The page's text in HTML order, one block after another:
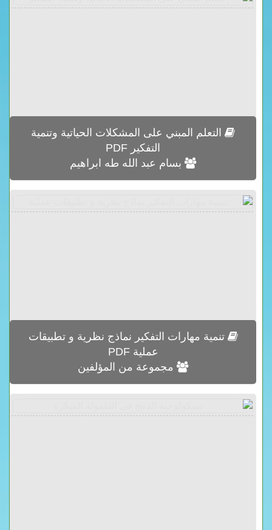
التعلم المبني على المشكلات الحياتية وتنمية
التفكير PDF
بسام عبد الله طه ابراهيم
تنمية مهارات التفكير نماذج نظرية و تطبيقات
عملية PDF
مجموعة من المؤلفين